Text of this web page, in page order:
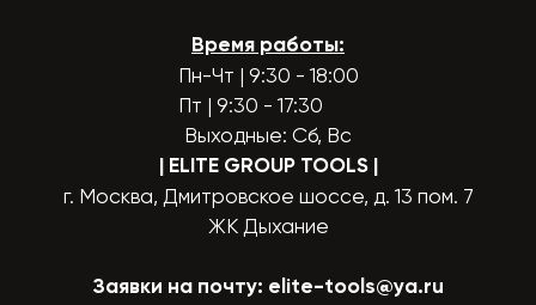
Время работы:
Пн-Чт | 9:30 - 18:00
Пт | 9:30 - 17:30
Выходные: Сб, Вс
| ELITE GROUP TOOLS |
г. Москва, Дмитровское шоссе, д. 13 пом. 7
ЖК Дыхание
Заявки на почту: elite-tools@ya.ru